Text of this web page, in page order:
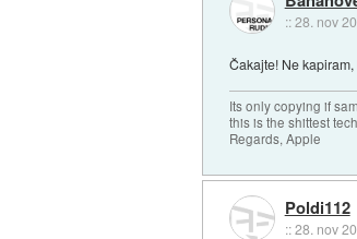
::28. nov
Čakajte! Ne
Its only copying if
this is the shittest
Regards, Apple
Poldi112
::28. nov